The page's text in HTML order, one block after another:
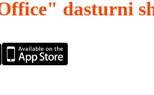
dasturni